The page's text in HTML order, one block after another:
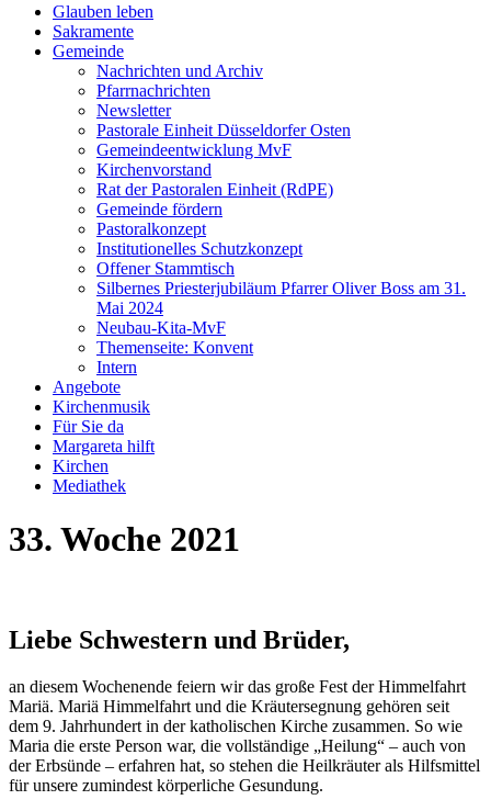
Glauben leben
Sakramente
Gemeinde
Nachrichten und Archiv
Pfarrnachrichten
Newsletter
Pastorale Einheit Düsseldorfer Osten
Gemeindeentwicklung MvF
Kirchenvorstand
Rat der Pastoralen Einheit (RdPE)
Gemeinde fördern
Pastoralkonzept
Institutionelles Schutzkonzept
Offener Stammtisch
Silbernes Priesterjubiläum Pfarrer Oliver Boss am 31.
Mai 2024
Neubau-Kita-MvF
Themenseite: Konvent
Intern
Angebote
Kirchenmusik
Für Sie da
Margareta hilft
Kirchen
Mediathek
33. Woche 2021
Liebe Schwestern und Brüder,
an diesem Wochenende feiern wir das große Fest der Himmelfahrt
Mariä. Mariä Himmelfahrt und die Kräutersegnung gehören seit
dem 9. Jahrhundert in der katholischen Kirche zusammen. So wie
Maria die erste Person war, die vollständige „Heilung“ – auch von
der Erbsünde – erfahren hat, so stehen die Heilkräuter als Hilfsmittel
für unsere zumindest körperliche Gesundung.